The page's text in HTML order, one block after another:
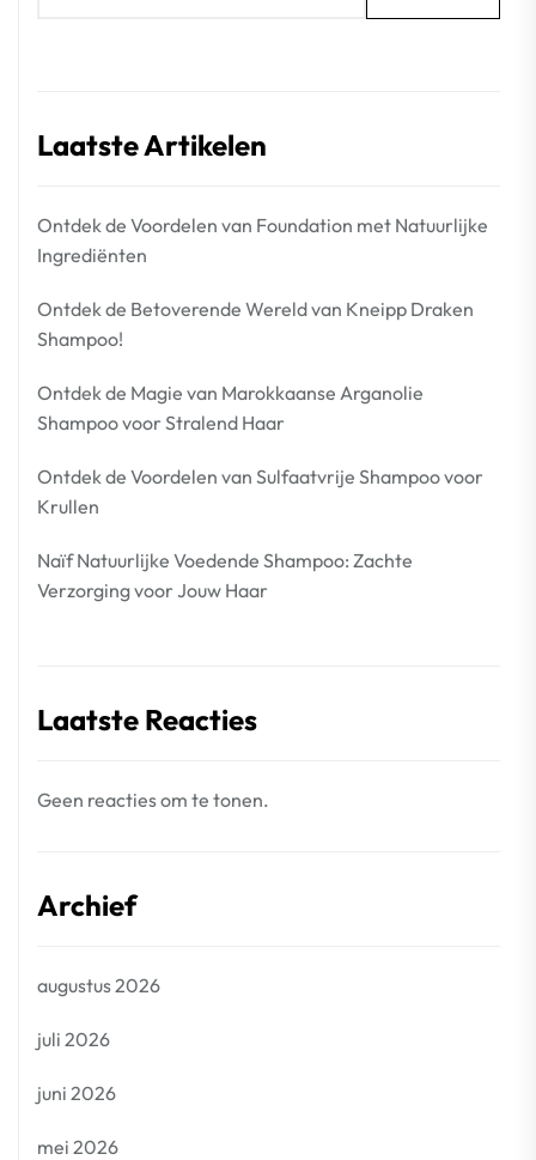
Laatste Artikelen
Ontdek de Voordelen van Foundation met Natuurlijke
Ingrediënten
Ontdek de Betoverende Wereld van Kneipp Draken
Shampoo!
Ontdek de Magie van Marokkaanse Arganolie
Shampoo voor Stralend Haar
Ontdek de Voordelen van Sulfaatvrije Shampoo voor
Krullen
Naïf Natuurlijke Voedende Shampoo: Zachte
Verzorging voor Jouw Haar
Laatste Reacties
Geen reacties om te tonen.
Archief
augustus 2026
juli 2026
juni 2026
mei 2026